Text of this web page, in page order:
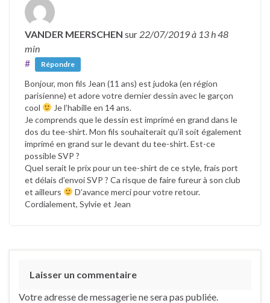
VANDER MEERSCHEN sur 22/07/2019à 13 h 48
min
#
Répondre
Bonjour, mon fils Jean (11 ans) est judoka (en région
parisienne) et adore votre dernier dessin avec le garçon
cool
Je l’habille en 14 ans.
Je comprends que le dessin est imprimé en grand dans le
dos du tee-shirt. Mon fils souhaiterait qu’il soit également
imprimé en grand sur le devant du tee-shirt. Est-ce
possible SVP ?
Quel serait le prix pour un tee-shirt de ce style, frais port
et délais d’envoi SVP ? Ca risque de faire fureur à son club
et ailleurs
D’avance merci pour votre retour.
Cordialement, Sylvie et Jean
Laisser un commentaire
Votre adresse de messagerie ne sera pas publiée.